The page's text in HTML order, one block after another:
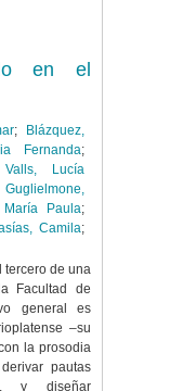
en el
;
Blázquez,
Fernanda;
Valls, Lucía
Guglielmone,
María Paula;
Camila;
tercero de una
Facultad de
general es
–su
la prosodia
pautas
y diseñar